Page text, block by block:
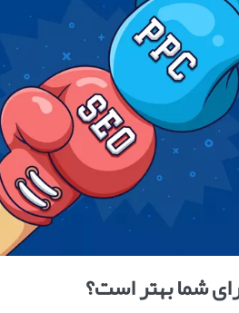
شما بهتر است؟